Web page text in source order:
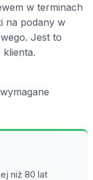
w terminach
na podany w
Jest to
niż 80 lat